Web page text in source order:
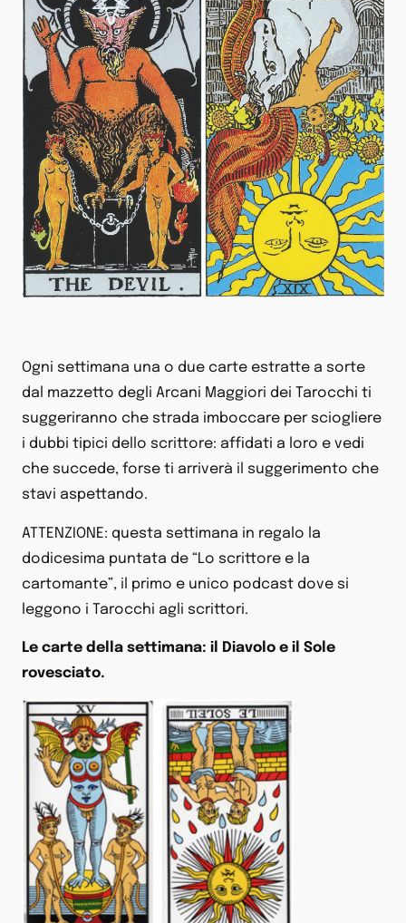
Ogni settimana una o due carte estratte a sorte
dal mazzetto degli Arcani Maggiori dei Tarocchi ti
suggeriranno che strada imboccare per sciogliere
i dubbi tipici dello scrittore: affidati a loro e vedi
che succede, forse ti arriverà il suggerimento che
stavi aspettando.
ATTENZIONE: questa settimana in regalo la
dodicesima puntata de “Lo scrittore e la
cartomante”, il primo e unico podcast dove si
leggono i Tarocchi agli scrittori.
Le carte della settimana: il Diavolo e il Sole
rovesciato.